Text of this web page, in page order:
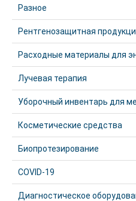
Разное
Рентгенозащитная
Расходные материалы для
Лучевая терапия
Уборочный инвентарь для
Косметические средства
Биопротезирование
COVID-19
Диагностическое